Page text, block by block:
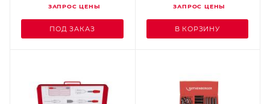
ЗАПРОС ЦЕНЫ
ПОД ЗАКАЗ
ЗАПРОС ЦЕНЫ
В КОРЗИНУ